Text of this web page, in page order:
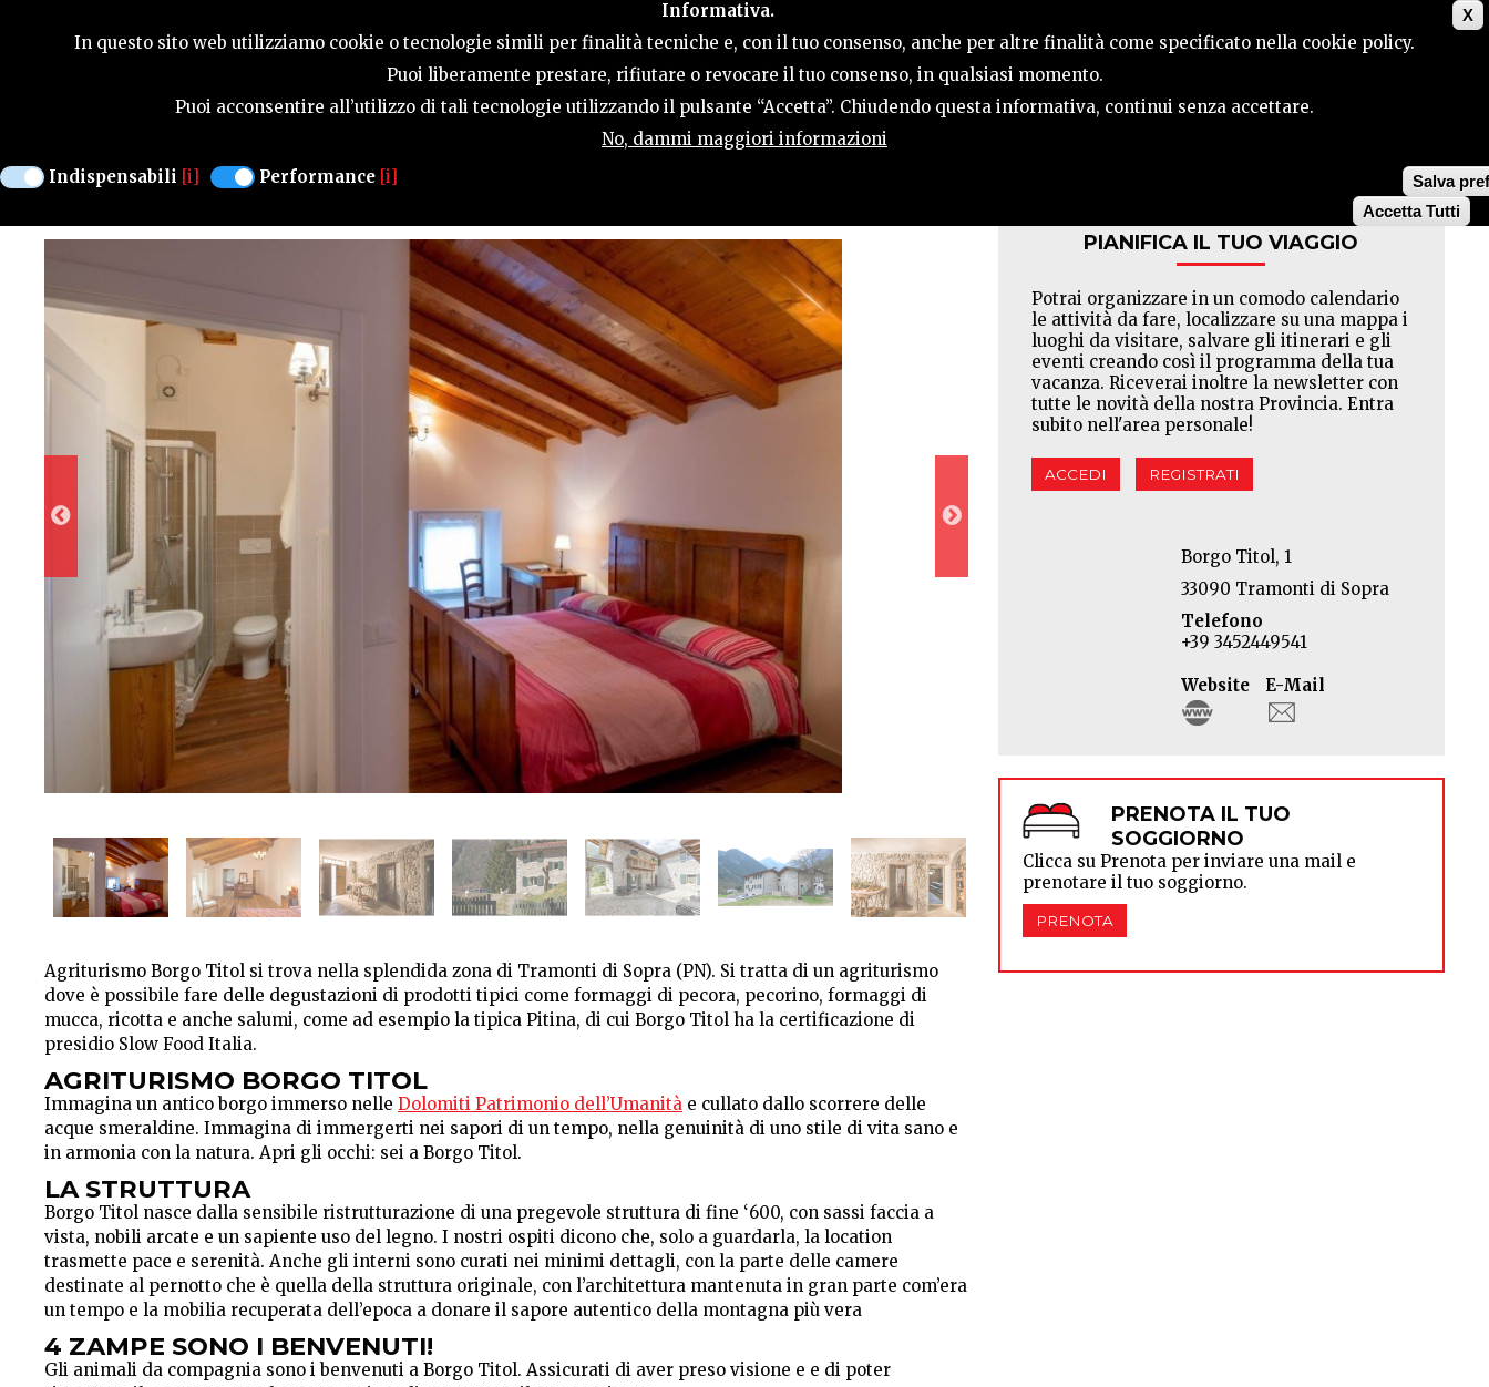
X
Informativa.
In questo sito web utilizziamo cookie o tecnologie simili per finalità tecniche e, con il tuo consenso, anche per altre finalità come specificato nella cookie policy.
Puoi liberamente prestare, rifiutare o revocare il tuo consenso, in qualsiasi momento.
Puoi acconsentire all’utilizzo di tali tecnologie utilizzando il pulsante “Accetta”. Chiudendo questa informativa, continui senza accettare.
No, dammi maggiori informazioni
Indispensabili [i] Performance [i]
Salva
Accetta Tutti
GUIDA STAGIONALE COSA FARE OSPITALITÀ GUIDA UTILE CONTATTI CERCA
AGRITURISMO BORGO TITOL
Agriturismo Borgo Titol si trova nella splendida zona di Tramonti di Sopra (PN). Si tratta di un agriturismo
dove è possibile fare delle degustazioni di prodotti tipici come formaggi di pecora, pecorino, formaggi di
mucca, ricotta e anche salumi, come ad esempio la tipica Pitina, di cui Borgo Titol ha la certificazione di
presidio Slow Food Italia.
AGRITURISMO BORGO TITOL
Immagina un antico borgo immerso nelle Dolomiti Patrimonio dell’Umanità e cullato dallo scorrere delle
acque smeraldine. Immagina di immergerti nei sapori di un tempo, nella genuinità di uno stile di vita sano e
in armonia con la natura. Apri gli occhi: sei a Borgo Titol.
LA STRUTTURA
Borgo Titol nasce dalla sensibile ristrutturazione di una pregevole struttura di fine ‘600, con sassi faccia a
vista, nobili arcate e un sapiente uso del legno. I nostri ospiti dicono che, solo a guardarla, la location
trasmette pace e serenità. Anche gli interni sono curati nei minimi dettagli, con la parte delle camere
destinate al pernotto che è quella della struttura originale, con l’architettura mantenuta in gran parte com’era
un tempo e la mobilia recuperata dell’epoca a donare il sapore autentico della montagna più vera
4 ZAMPE SONO I BENVENUTI!
Gli animali da compagnia sono i benvenuti a Borgo Titol. Assicurati di aver preso visione e e di poter
PIANIFICA IL TUO VIAGGIO
Potrai organizzare in un comodo calendario
le attività da fare, localizzare su una mappa i
luoghi da visitare, salvare gli itinerari e gli
eventi creando così il programma della tua
vacanza. Riceverai inoltre la newsletter con
tutte le novità della nostra Provincia. Entra
subito nell'area personale!
ACCEDI REGISTRATI
Borgo Titol, 1
33090 Tramonti di Sopra
Telefono
+39 3452449541
Website E-Mail
PRENOTA IL TUO
SOGGIORNO
Clicca su Prenota per inviare una mail e
prenotare il tuo soggiorno.
PRENOTA